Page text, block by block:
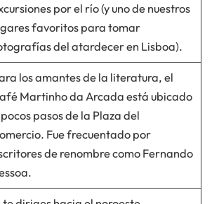
por el río (y uno de nuestros
favoritos para tomar
del atardecer en Lisboa).
los amantes de la literatura, el
Martinho da Arcada está ubicado
pasos de la Plaza del
Fue frecuentado por
de renombre como Fernando